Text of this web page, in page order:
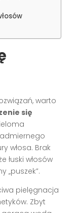
warto
się
włosa. Brak
łuski włosów
„puszek”.
pielęgnacja
Zbyt